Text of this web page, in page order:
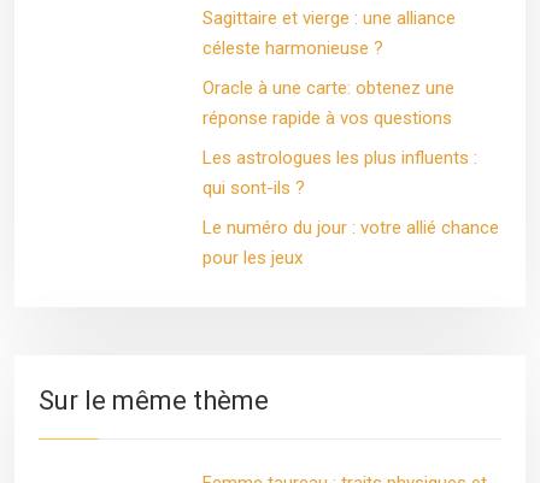
Sagittaire et vierge : une alliance
céleste harmonieuse ?
Oracle à une carte: obtenez une
réponse rapide à vos questions
Les astrologues les plus influents :
qui sont-ils ?
Le numéro du jour : votre allié chance
pour les jeux
Sur le même thème